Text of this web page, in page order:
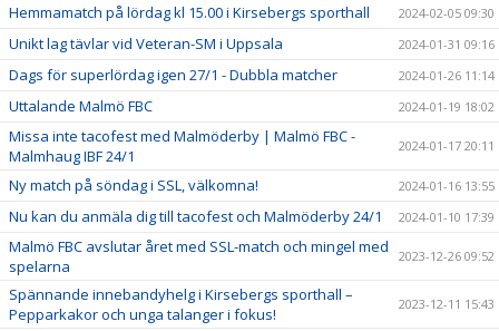
Hemmamatch på lördag kl 15.00 i Kirsebergs sporthall 2024-02-05 09:30
Unikt lag tävlar vid Veteran-SM i Uppsala 2024-01-31 09:16
Dags för superlördag igen 27/1 - Dubbla matcher 2024-01-26 11:14
Uttalande Malmö FBC 2024-01-19 18:02
Missa inte tacofest med Malmöderby | Malmö FBC -
Malmhaug IBF 24/1
2024-01-17 20:11
Ny match på söndag i SSL, välkomna! 2024-01-16 13:55
Nu kan du anmäla dig till tacofest och Malmöderby 24/1 2024-01-10 17:39
Malmö FBC avslutar året med SSL-match och mingel med
spelarna
2023-12-26 09:52
Spännande innebandyhelg i Kirsebergs sporthall –
Pepparkakor och unga talanger i fokus!
2023-12-11 15:43